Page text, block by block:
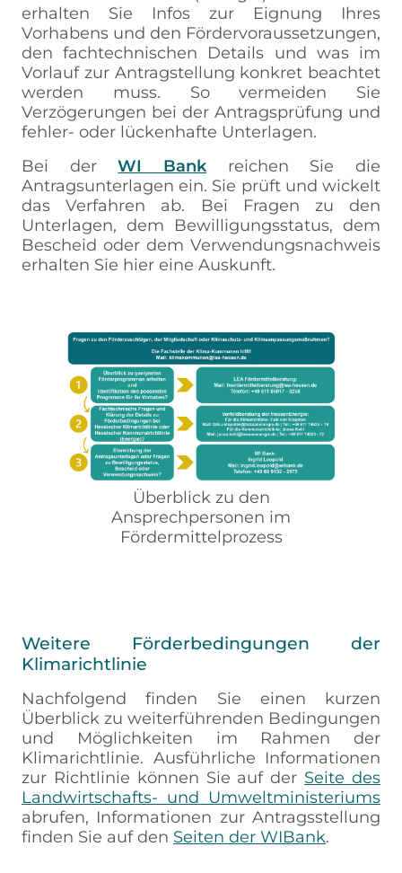
erhalten Sie Infos zur Eignung Ihres
Vorhabens und den Fördervoraussetzungen,
den fachtechnischen Details und was im
Vorlauf zur Antragstellung konkret beachtet
werden muss. So vermeiden Sie
Verzögerungen bei der Antragsprüfung und
fehler- oder lückenhafte Unterlagen.
Bei derWI Bank reichen Sie die
Antragsunterlagen ein. Sie prüft und wickelt
das Verfahren ab. Bei Fragen zu den
Unterlagen, dem Bewilligungsstatus, dem
Bescheid oder dem Verwendungsnachweis
erhalten Sie hier eine Auskunft.
Überblick zu den
Ansprechpersonen im
Fördermittelprozess
Weitere Förderbedingungen der
Klimarichtlinie
Nachfolgend finden Sie einen kurzen
Überblick zu weiterführenden Bedingungen
und Möglichkeiten im Rahmen der
Klimarichtlinie. Ausführliche Informationen
zur Richtlinie können Sie auf der Seite des
Landwirtschafts- und Umweltministeriums
abrufen, Informationen zur Antragsstellung
finden Sie auf den Seiten der WIBank.